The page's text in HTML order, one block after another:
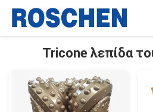
Tricone λεπίδα